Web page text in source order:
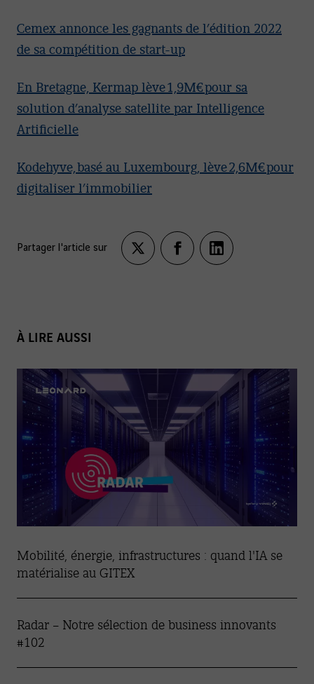
Cemex annonce les gagnants de l’édition 2022
de sa compétition de start-up
En Bretagne, Kermap lève 1,9M€ pour sa
solution d’analyse satellite par Intelligence
Artificielle
Kodehyve, basé au Luxembourg, lève 2,6M€ pour
digitaliser l’immobilier
Partager l'article sur
Partagez
sur
Partagez
sur
Partagez
sur
À LIRE AUSSI
Mobilité, énergie, infrastructures : quand l'IAse
matérialise au GITEX
Radar – Notre sélection de business innovants
#102